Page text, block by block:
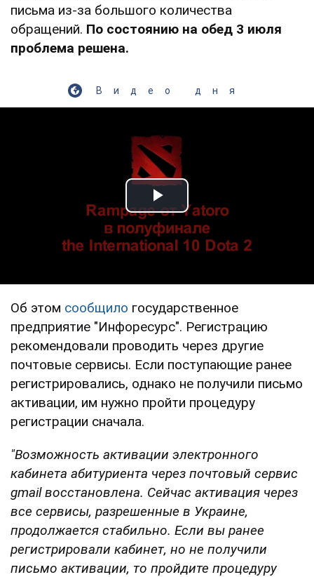
письма из-за большого количества
обращений. По состоянию на обед 3 июля
проблема решена.
Видео дня
Play Video
Об этом сообщило государственное
предприятие "Инфоресурс". Регистрацию
рекомендовали проводить через другие
почтовые сервисы. Если поступающие ранее
регистрировались, однако не получили письмо
активации, им нужно пройти процедуру
регистрации сначала.
"Возможность активации электронного
кабинета абитуриента через почтовый сервис
gmail восстановлена. Сейчас активация через
все сервисы, разрешенные в Украине,
продолжается стабильно. Если вы ранее
регистрировали кабинет, но не получили
письмо активации, то пройдите процедуру